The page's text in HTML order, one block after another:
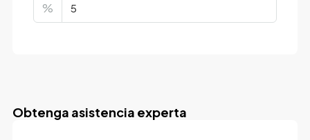
%
Obtenga asistencia experta